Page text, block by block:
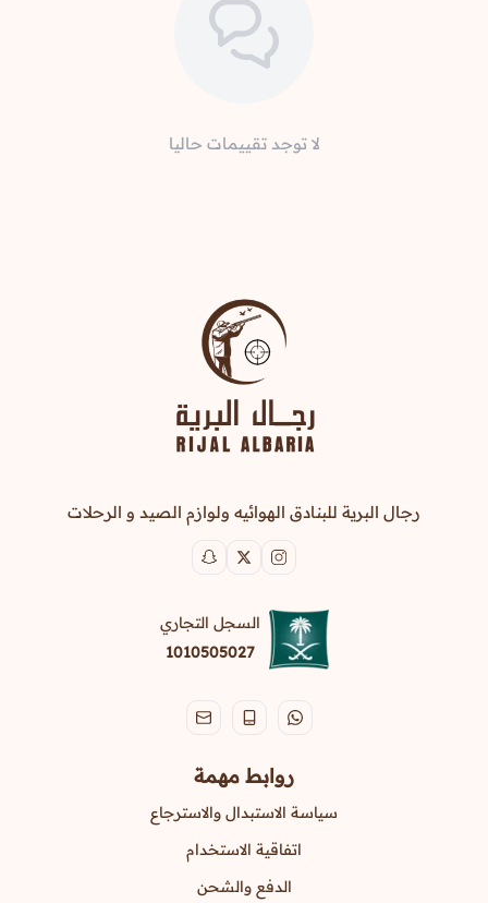
لا توجد تقييمات حاليا
رجال البرية للبنادق الهوائيه ولوازم الصيد و الرحلات
السجل التجاري
1010505027
روابط مهمة
سياسة الاستبدال والاسترجاع
اتفاقية الاستخدام
الدفع والشحن